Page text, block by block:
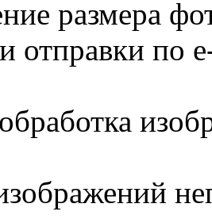
размера
отправки по